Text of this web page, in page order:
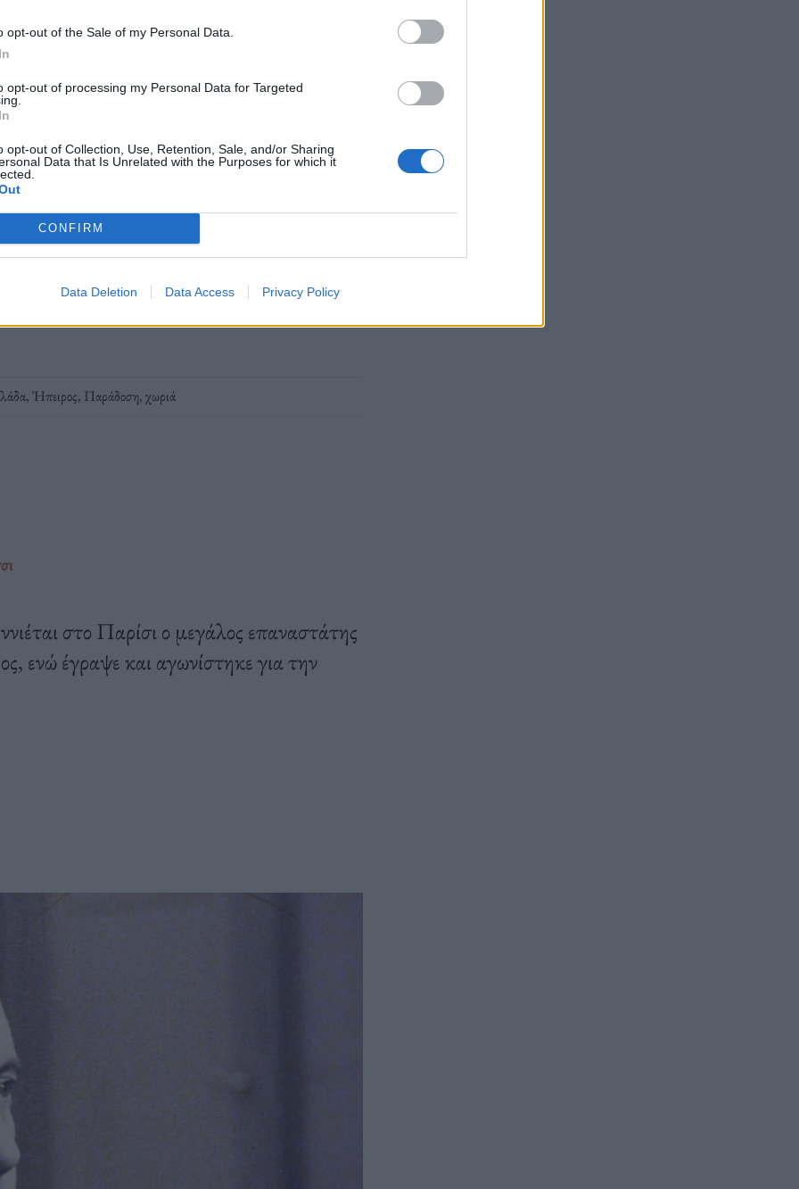
opt-out of the Sale of my Personal Data.
opt-out of processing my Personal Data for Targeted
opt-out of Collection, Use, Retention, Sale, and/or Sharing
Data that Is Unrelated with the Purposes for which it
CONFIRM
Data Deletion Data Access Privacy Policy
Χιονιάδες, Γοργοπόταμος,
→
,Ήπειρος, Παράδοση,χωριά
στο Παρίσι ο μεγάλος επαναστάτης
ενώ έγραψε και αγωνίστηκε για την